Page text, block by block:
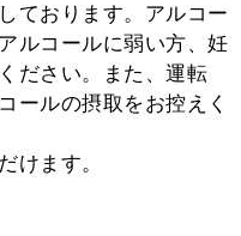
ております。アルコー
ルコールに弱い方、妊
ださい。また、運転
ールの摂取をお控えく
けます。